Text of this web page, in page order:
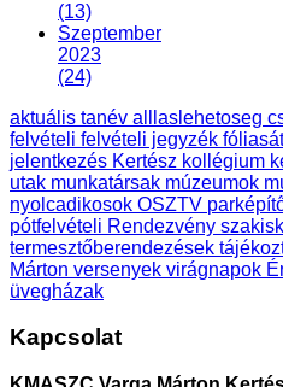
(13)
Szeptember
2023
(24)
aktuális tanév alllaslehetoseg
felvételi felvételi jegyzék
jelentkezés Kertész kollégium
utak munkatársak múzeumok
nyolcadikosok OSZTV
pótfelvételi Rendezvény
termesztőberendezések
Márton versenyek virágnapok
üvegházak
Kapcsolat